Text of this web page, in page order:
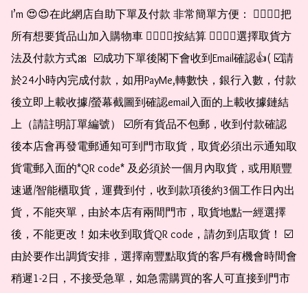
I’m 😍😍在此網店自助下單及付款 非常簡單方便： 👉🏻👉🏻把
所有想要貨品山加入購物車 👉🏻👉🏻按結算 👉🏻👉🏻選擇取貨方
法及付款方式🎀  ☑️成功下單後閣下會收到Email確認👍( ☑️請
於24小時內完成付款，如用PayMe,轉數快，銀行入數，付款
後立即上載收據/螢幕截圖到確認email入面的上載收據鏈結
上（請註明訂單編號） ☑️所有貨品不包郵，收到付款確認
後本店會再發電郵通知可到門市取貨，取貨必須出示通知取
貨電郵入面的*QR code* 及必須於一個月內取貨，或用順豐
速遞/智能櫃取貨，運費到付，收到款項後約3個工作日內出
貨，不能夾單，由於本店有兩間門市，取貨地點一經選擇
後，不能更改！如未收到取貨QR code，請勿到店取貨！ ☑️
由於要作出調貨安排，選擇南豐點取貨的客戶有機會時間會
稍遲1-2日，不接受急單，如急需購買的客人可直接到門市